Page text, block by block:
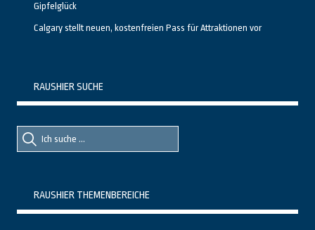
Gipfelglück
Calgary stellt neuen, kostenfreien Pass für Attraktionen vor
RAUSHIER SUCHE
Suche
nach::
Suche
nach:
RAUSHIER THEMENBEREICHE